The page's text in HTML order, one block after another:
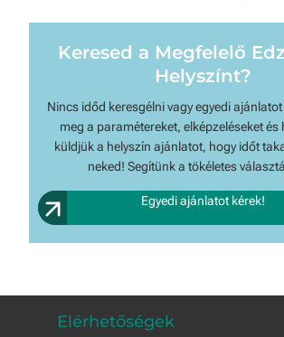
Keresed a Megfelelő
Helyszínt?
Nincs időd keresgélni vagy egyedi
meg a paramétereket, elképzeléseket
küldjük a helyszín ajánlatot, hogy időt
neked! Segítünk a tökéletes
Egyedi ajánlatot kérek!
Elérhetőségek